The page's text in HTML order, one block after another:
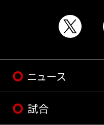
ニュース
試合